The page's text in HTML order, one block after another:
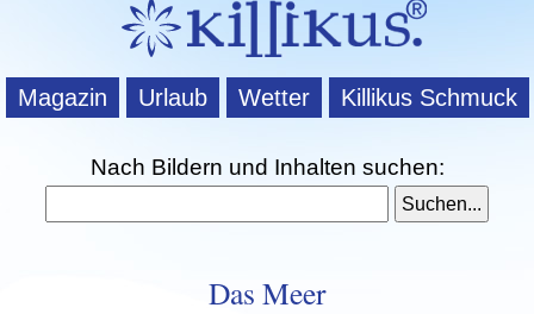
Magazin Urlaub Wetter Killikus Schmuck
Nach Bildern und Inhalten suchen:
Das Meer